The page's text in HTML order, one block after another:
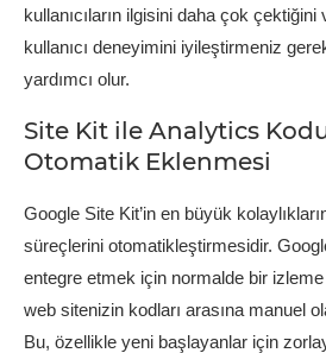
kullanıcıların ilgisini daha çok
kullanıcı deneyimini iyileştirmeniz
yardımcı olur.
Site Kit ile Analytics
Otomatik Eklenmesi
Google Site Kit’in en büyük
süreçlerini otomatikleştirmesidir.
entegre etmek için normalde bir
web sitenizin kodları arasına manuel
Bu, özellikle yeni başlayanlar için